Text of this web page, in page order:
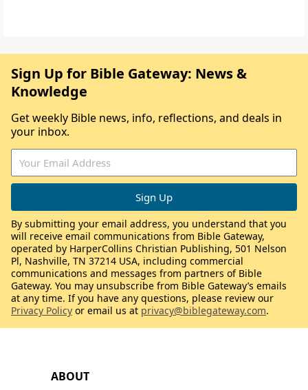
ABOUT
Sign Up for Bible Gateway: News &
Knowledge
Get weekly Bible news, info, reflections, and deals in
your inbox.
By submitting your email address, you understand that you
will receive email communications from Bible Gateway,
operated by HarperCollins Christian Publishing, 501 Nelson
Pl, Nashville, TN 37214 USA, including commercial
communications and messages from partners of Bible
Gateway. You may unsubscribe from Bible Gateway’s emails
at any time. If you have any questions, please review our
Privacy Policy or email us at privacy@biblegateway.com.